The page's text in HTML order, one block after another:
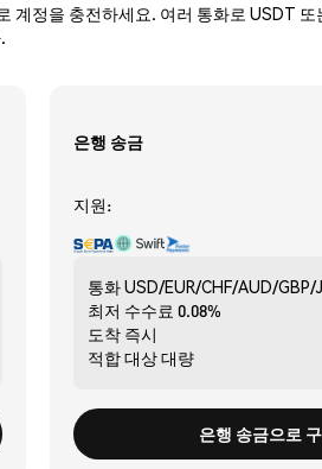
계정을 충전하세요. 여러 통화로 USDT
은행 송금
지원:
통화USD/EUR/CHF/AUD/GBP/
최저 수수료 0.08%
도착 즉시
적합 대상대량
은행 송금으로